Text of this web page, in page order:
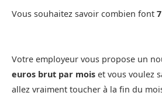
Vous souhaitez savoir combien font
Votre employeur vous propose un
euros brut par mois et vous voulez
allez vraiment toucher à la fin du